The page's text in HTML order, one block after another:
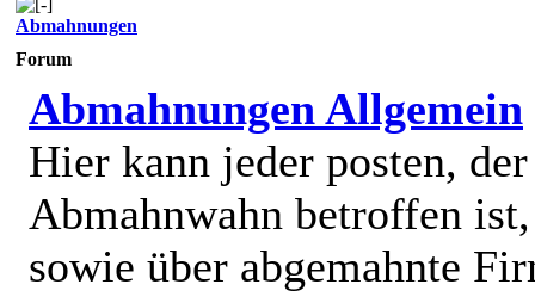
Abmahnungen
Forum
Abmahnungen Allgemein
Hier kann jeder posten,
Abmahnwahn betroffen ist,
sowie über abgemahnte